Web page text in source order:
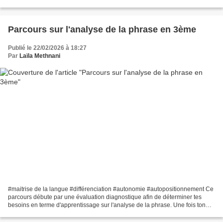
Parcours sur l'analyse de la phrase en 3ème
Publié le 22/02/2026 à 18:27
Par Laïla Methnani
#maitrise de la langue #différenciation #autonomie #autopositionnement Ce
parcours débute par une évaluation diagnostique afin de déterminer tes
besoins en terme d'apprentissage sur l'analyse de la phrase. Une fois ton